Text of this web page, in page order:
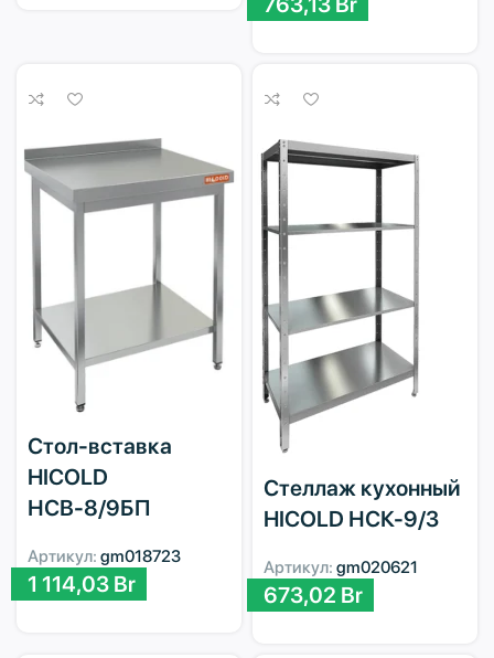
Стол-вставка
HICOLD
НСВ-8/9БП
Артикул: gm018723
1 114,03 Br
Стеллаж кухонный
HICOLD НСК-9/3
Артикул: gm020621
673,02 Br